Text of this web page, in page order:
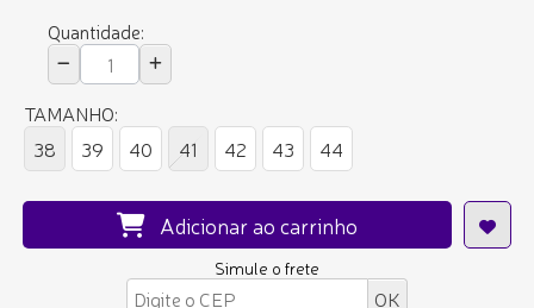
Quantidade:
TAMANHO:
38
39 40 41 42 43 44
Adicionar ao carrinho
Simule o frete